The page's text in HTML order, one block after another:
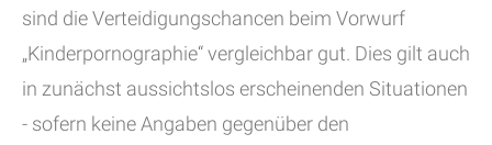
sind die Verteidigungschancen beim Vorwurf
„Kinderpornographie“ vergleichbar gut. Dies gilt auch
in zunächst aussichtslos erscheinenden Situationen
- sofern keine Angaben gegenüber den